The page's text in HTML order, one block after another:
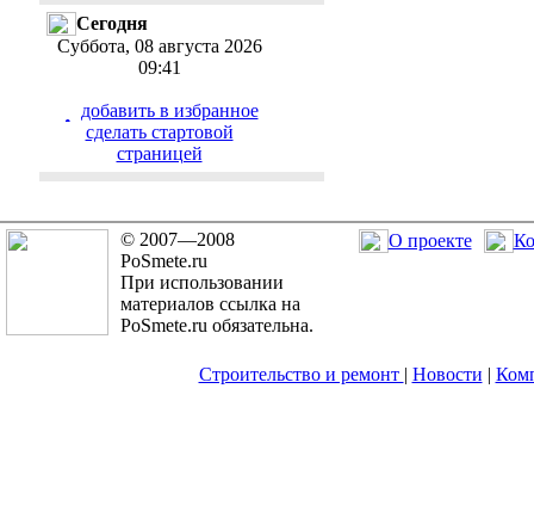
Сегодня
Суббота, 08 августа 2026
09:41
добавить в избранное
cделать стартовой
страницей
© 2007—2008
PoSmete.ru
При использовании
материалов ссылка на
PoSmete.ru обязательна.
О проекте
Строительство и ремонт | Новости |